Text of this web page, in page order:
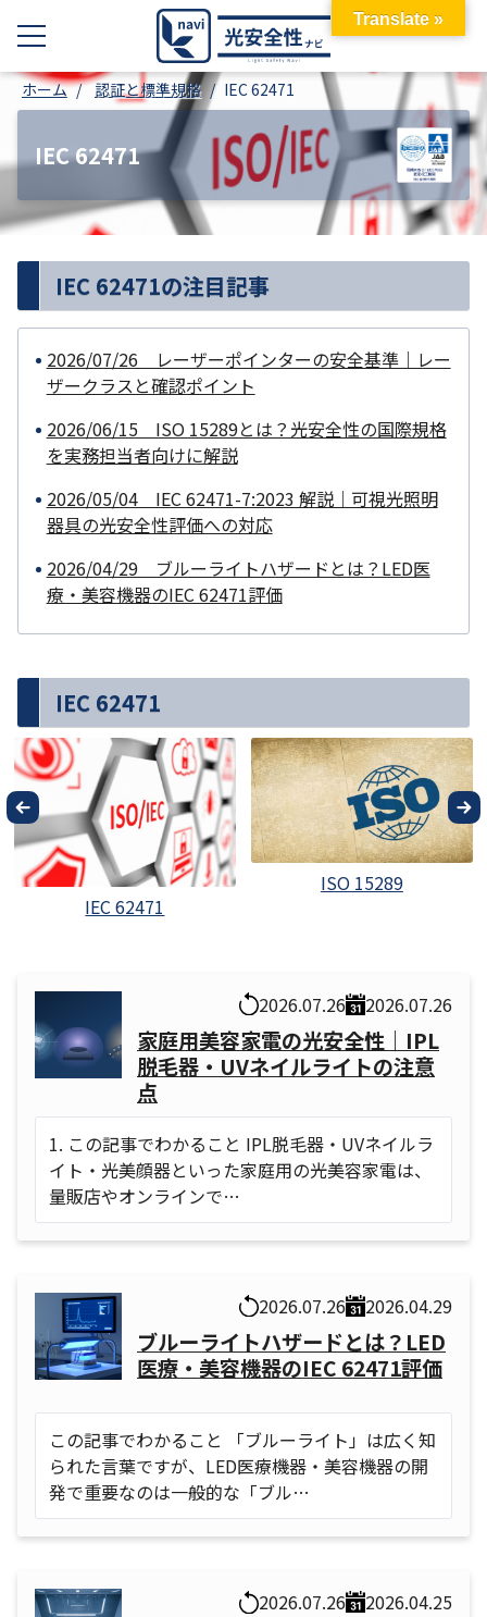
ホーム 認証と標準規格 IEC 62471
IEC 62471
IEC 62471の注目記事
2026/07/26 レーザーポインターの安全基準｜レー
ザークラスと確認ポイント
2026/06/15 ISO 15289とは？光安全性の国際規格
を実務担当者向けに解説
2026/05/04 IEC 62471-7:2023 解説｜可視光照明
器具の光安全性評価への対応
2026/04/29 ブルーライトハザードとは？LED医
療・美容機器のIEC 62471評価
IEC 62471
IEC 62471
ISO 15289
2026.07.26 2026.07.26
家庭用美容家電の光安全性｜IPL
脱毛器・UVネイルライトの注意
点
1. この記事でわかること IPL脱毛器・UVネイルラ
イト・光美顔器といった家庭用の光美容家電は、
量販店やオンラインで…
2026.07.26 2026.04.29
ブルーライトハザードとは？LED
医療・美容機器のIEC 62471評価
この記事でわかること 「ブルーライト」は広く知
られた言葉ですが、LED医療機器・美容機器の開
発で重要なのは一般的な「ブル…
2026.07.26 2026.04.25
Translate »